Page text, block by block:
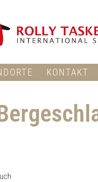
KONTAKT